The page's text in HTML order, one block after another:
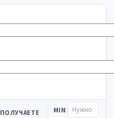
ПОЛУЧАЕТЕ MIN